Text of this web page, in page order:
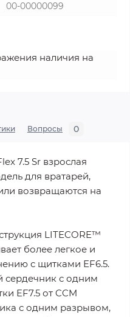
00-00000099
наличия на
Вопросы 0
7.5 Sr взрослая
для вратарей,
возвращаются на
LITECORE™
более легкое и
с щитками EF6.5.
сердечник с одним
EF7.5 от CCM
с одним разрывом,